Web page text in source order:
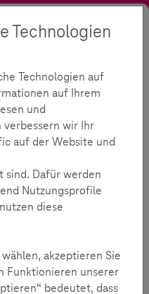
Kontrast Sprache
Leichte Sprache
erkennen!
Lesezeit:
Minuten
Spiele.
Gefühlen.
Technologien
Technologien auf
auf Ihrem
und
wir Ihr
auf der Website und
sind. Dafür werden
Nutzungsprofile
diese
akzeptieren Sie
Funktionieren unserer
bedeutet, dass